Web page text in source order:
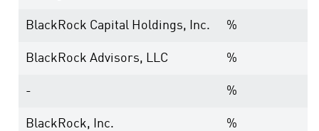
BlackRock Capital Holdings, Inc. %
BlackRock Advisors, LLC %
- %
BlackRock, Inc. %